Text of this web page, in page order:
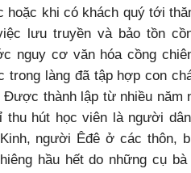
hoặc khi có khách quý tới
lưu truyền và bảo tồn
nguy cơ văn hóa cồng
trong làng đã tập hợp con
Được thành lập từ nhiều
thu hút học viên là người
người Êđê ở các thôn,
hầu hết do những cụ